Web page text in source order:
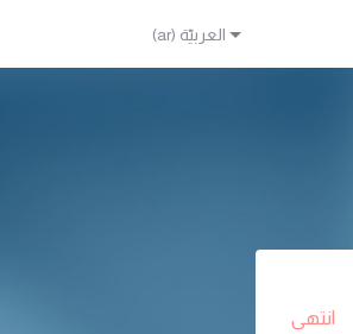
انتهى